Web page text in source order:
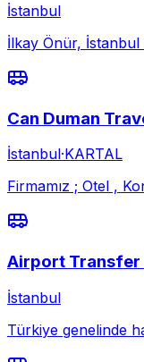
İstanbul
İlkay Önür,
Can Duman
İstanbul·KARTAL
Firmamız ; Otel ,
Airport Transfer
İstanbul
Türkiye genelinde